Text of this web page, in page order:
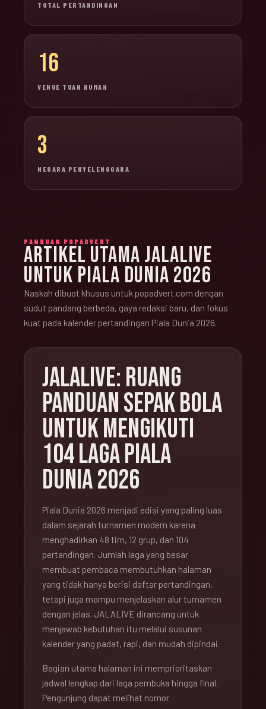
TOTAL PERTANDINGAN
16
VENUE TUAN RUMAH
3
NEGARA PENYELENGGARA
PANDUAN POPADVERT
ARTIKEL UTAMA JALALIVE
UNTUK PIALA DUNIA 2026
Naskah dibuat khusus untuk popadvert.com dengan
sudut pandang berbeda, gaya redaksi baru, dan fokus
kuat pada kalender pertandingan Piala Dunia 2026.
JALALIVE: RUANG
PANDUAN SEPAK BOLA
UNTUK MENGIKUTI
104 LAGA PIALA
DUNIA 2026
Piala Dunia 2026 menjadi edisi yang paling luas
dalam sejarah turnamen modern karena
menghadirkan 48 tim, 12 grup, dan 104
pertandingan. Jumlah laga yang besar
membuat pembaca membutuhkan halaman
yang tidak hanya berisi daftar pertandingan,
tetapi juga mampu menjelaskan alur turnamen
dengan jelas. JALALIVE dirancang untuk
menjawab kebutuhan itu melalui susunan
kalender yang padat, rapi, dan mudah dipindai.
Bagian utama halaman ini memprioritaskan
jadwal lengkap dari laga pembuka hingga final.
Pengunjung dapat melihat nomor